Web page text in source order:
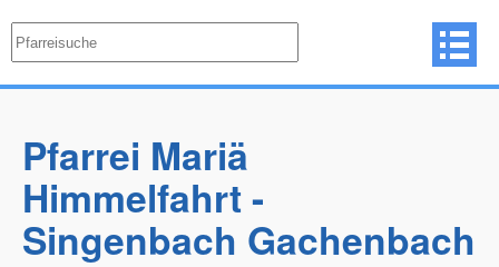
Pfarrei Mariä
Himmelfahrt -
Singenbach Gachenbach